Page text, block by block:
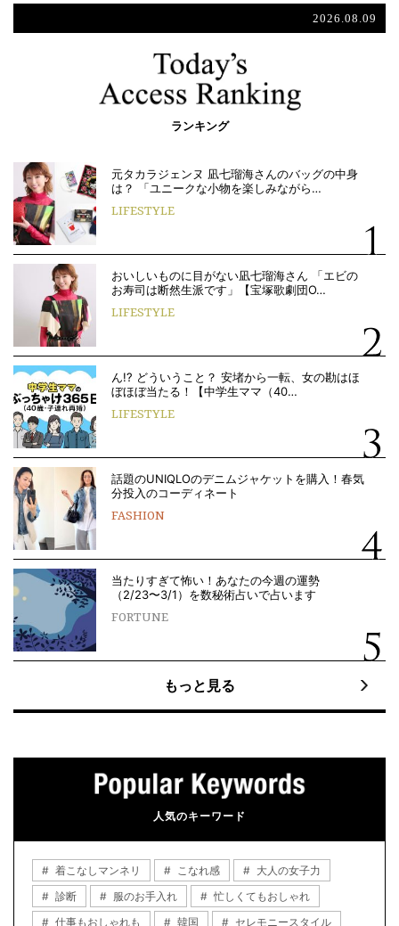
2026.08.09
ランキング
元タカラジェンヌ 凪七瑠海さんのバッグの中身
は？ 「ユニークな小物を楽しみながら…
LIFESTYLE
おいしいものに目がない凪七瑠海さん 「エビの
お寿司は断然生派です」【宝塚歌劇団O…
LIFESTYLE
ん!? どういうこと？ 安堵から一転、女の勘はほ
ぼほぼ当たる！【中学生ママ（40…
LIFESTYLE
話題のUNIQLOのデニムジャケットを購入！春気
分投入のコーディネート
FASHION
当たりすぎて怖い！あなたの今週の運勢
（2/23〜3/1）を数秘術占いで占います
FORTUNE
もっと見る
人気のキーワード
着こなしマンネリ こなれ感
大人の女子力
診断
服のお手入れ
忙しくてもおしゃれ
仕事もおしゃれも
韓国
セレモニースタイル